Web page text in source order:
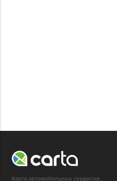
Карта автомобильных сервисов,